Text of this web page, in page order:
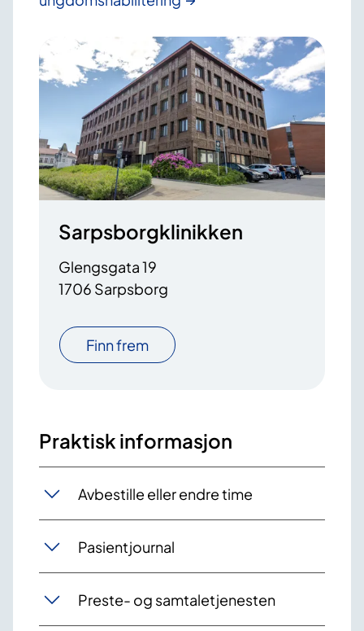
Sarpsborgklinikken
Glengsgata 19
1706 Sarpsborg
Finn frem
Praktisk informasjon
Avbestille eller endre time
Pasientjournal
Preste- og samtaletjenesten